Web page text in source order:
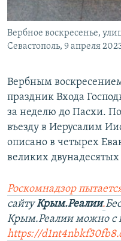
Вербное воскресенье,
Севастополь, 9 апреля
Вербным
праздник Входа
за неделю до Пасхи.
въезду в Иерусалим
описано в четырех
великих
Роскомнадзор
сайтуКрым.Реалии.
Крым.Реалии можно
https://